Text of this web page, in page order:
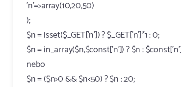
'n'=>array(10,20,50)
);
$n = isset($_GET['n']) ? $_GET['n']*1 : 0;
$n = in_array($n,$const['n']) ? $n :
nebo
$n = ($n>0 && $n<50) ? $n : 20;